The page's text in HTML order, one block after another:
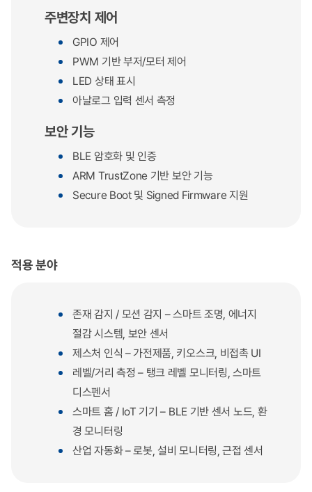
주변장치 제어
GPIO 제어
PWM 기반 부저/모터 제어
LED 상태 표시
아날로그 입력 센서 측정
보안 기능
BLE 암호화 및 인증
ARM TrustZone 기반 보안 기능
Secure Boot 및 Signed Firmware 지원
적용 분야
존재 감지 / 모션 감지 – 스마트 조명, 에너지
절감 시스템, 보안 센서
제스처 인식 – 가전제품, 키오스크, 비접촉 UI
레벨/거리 측정 – 탱크 레벨 모니터링, 스마트
디스펜서
스마트 홈 / IoT 기기 – BLE 기반 센서 노드, 환
경 모니터링
산업 자동화 – 로봇, 설비 모니터링, 근접 센서